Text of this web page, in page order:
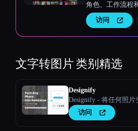
角色、工作流程
访问
文字转图片类别精选
Designify
Designify - 将任何照
访问